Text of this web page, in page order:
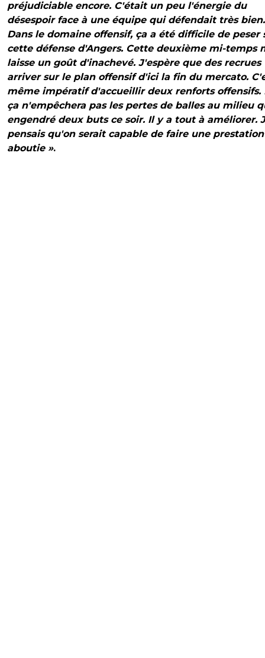
préjudiciable encore. C'était un peu l'énergie du
désespoir face à une équipe qui défendait très bien.
Dans le domaine offensif, ça a été difficile de peser
cette défense d'Angers. Cette deuxième mi-temps
laisse un goût d'inachevé. J'espère que des recrues
arriver sur le plan offensif d'ici la fin du mercato.
même impératif d'accueillir deux renforts offensifs.
ça n'empêchera pas les pertes de balles au milieu
engendré deux buts ce soir. Il y a tout à améliorer.
pensais qu'on serait capable de faire une
aboutie ».